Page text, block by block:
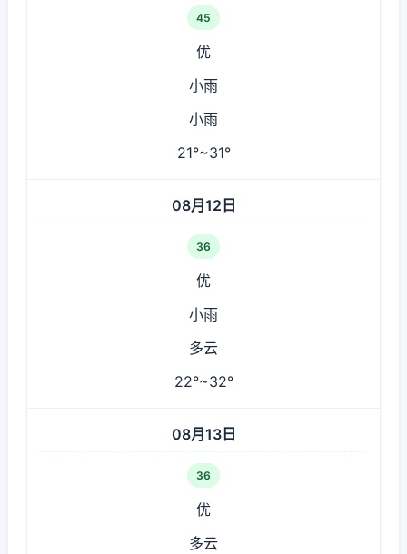
45
优
小雨
小雨
21°~31°
08月12日
36
优
小雨
多云
22°~32°
08月13日
36
优
多云